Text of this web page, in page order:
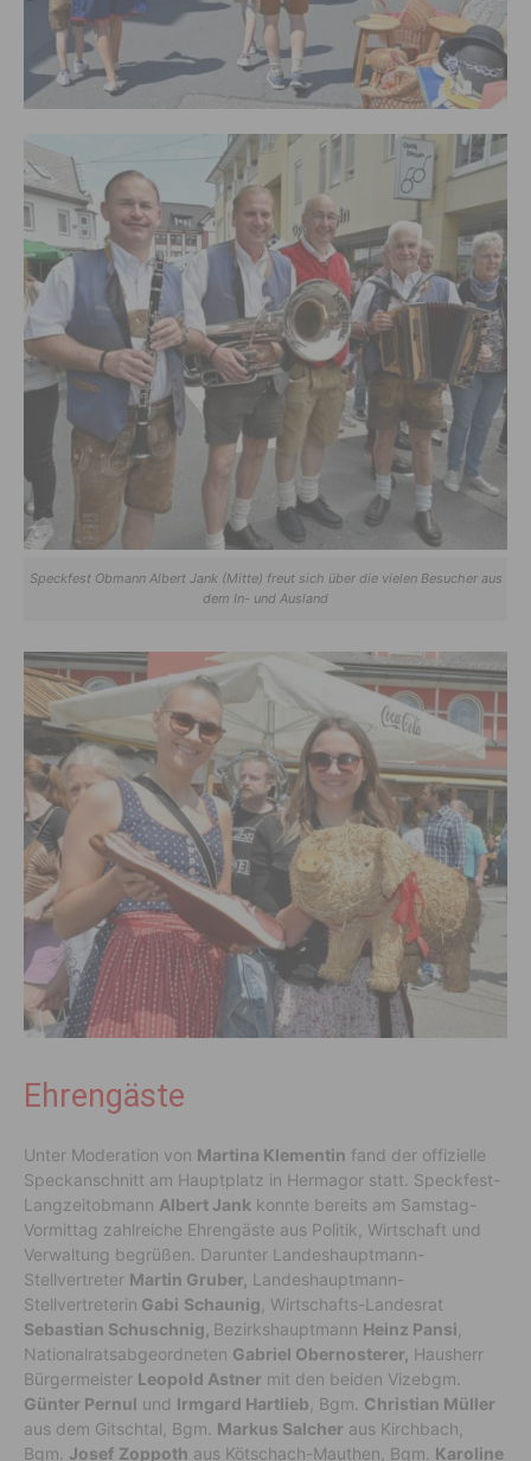
Speckfest Obmann Albert Jank (Mitte) freut sich über die vielen Besucher aus
dem In- und Ausland
Ehrengäste
Unter Moderation von Martina Klementin fand der offizielle
Speckanschnitt am Hauptplatz in Hermagor statt. Speckfest-
Langzeitobmann Albert Jank konnte bereits am Samstag-
Vormittag zahlreiche Ehrengäste aus Politik, Wirtschaft und
Verwaltung begrüßen. Darunter Landeshauptmann-
Stellvertreter Martin Gruber, Landeshauptmann-
Stellvertreterin Gabi Schaunig , Wirtschafts-Landesrat
Sebastian Schuschnig, Bezirkshauptmann Heinz Pansi
Nationalratsabgeordneten Gabriel Obernosterer, Hausherr
Bürgermeister Leopold Astner mit den beiden Vizebgm.
Günter Pernul und Irmgard Hartlieb , Bgm. Christian Müller
aus dem Gitschtal, Bgm. Markus Salcher aus Kirchbach,
Bgm. Josef Zoppoth aus Kötschach-Mauthen, Bgm. Karoline